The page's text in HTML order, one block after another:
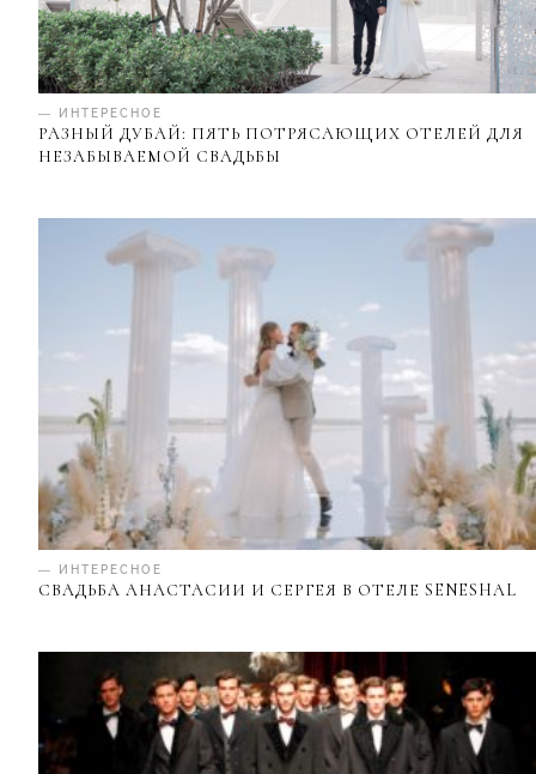
— ИНТЕРЕСНОЕ
РАЗНЫЙ ДУБАЙ: ПЯТЬ ПОТРЯСАЮЩИХ ОТЕЛЕЙ ДЛЯ
НЕЗАБЫВАЕМОЙ СВАДЬБЫ
— ИНТЕРЕСНОЕ
СВАДЬБА АНАСТАСИИ И СЕРГЕЯ В ОТЕЛЕ SENESHAL